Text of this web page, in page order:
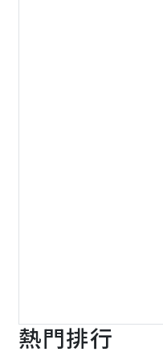
熱門排行